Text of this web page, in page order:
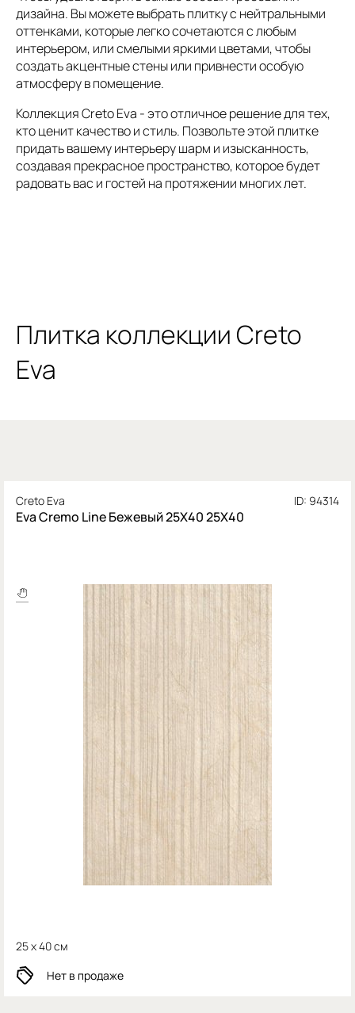
дизайна. Вы можете выбрать плитку с нейтральными
оттенками, которые легко сочетаются с любым
интерьером, или смелыми яркими цветами, чтобы
создать акцентные стены или привнести особую
атмосферу в помещение.
Коллекция Creto Eva - это отличное решение для тех,
кто ценит качество и стиль. Позвольте этой плитке
придать вашему интерьеру шарм и изысканность,
создавая прекрасное пространство, которое будет
радовать вас и гостей на протяжении многих лет.
Плитка коллекции Creto
Eva
Creto Eva ID: 94314
Eva Cremo Line Бежевый 25Х40 25X40
25 x 40 см
Нет в продаже